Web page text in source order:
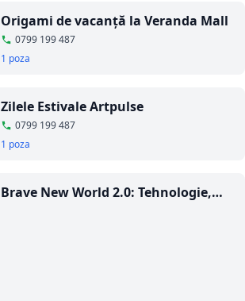
Origami de vacanță la Veranda Mall
0799 199 487
1 poza
Zilele Estivale Artpulse
0799 199 487
1 poza
Brave New World 2.0: Tehnologie,